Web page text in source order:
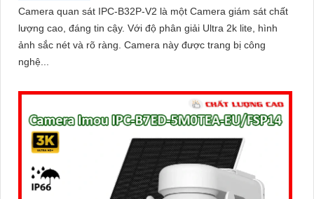
Camera quan sát IPC-B32P-V2 là một Camera giám sát chất
lượng cao, đáng tin cậy. Với độ phân giải Ultra 2k lite, hình
ảnh sắc nét và rõ ràng. Camera này được trang bị công
nghệ...